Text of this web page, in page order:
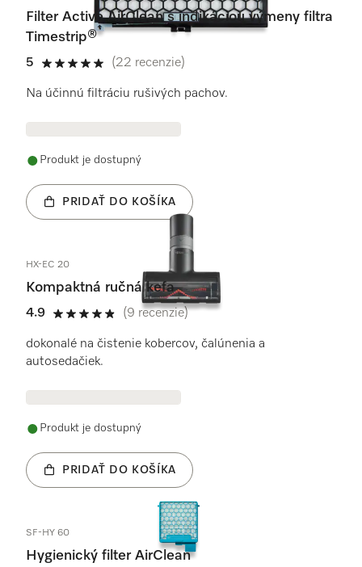
Filter Active AirClean s indikáciou výmeny filtra
Timestrip®
5
5 / 5
(22 recenzie)
Na účinnú filtráciu rušivých pachov.
Produkt je dostupný
PRIDAŤ DO KOŠÍKA
HX-EC 20
Kompaktná ručná kefa
4.9
4.9 / 5
(9 recenzie)
dokonalé na čistenie kobercov, čalúnenia a
autosedačiek.
Produkt je dostupný
PRIDAŤ DO KOŠÍKA
SF-HY 60
Hygienický filter AirClean